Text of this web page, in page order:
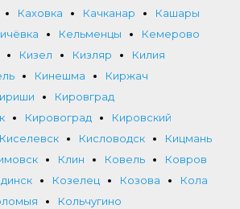
Каховка Качканар
Кашары
Кельменцы
Кемерово
Кизел Кизляр
Килия
Кинешма
Киржач
Кировград
Кировоград
Кировский
Киселевск Кисловодск
Кицмань
Клин Ковель
Ковров
Козелец Козова
Кола
Кольчугино